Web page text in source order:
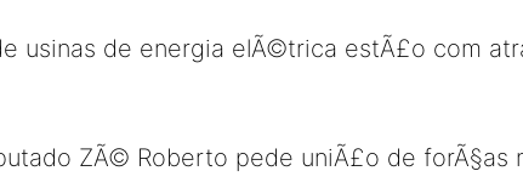
usinas de energia elÃ©trica estÃ£o com
ZÃ© Roberto pede uniÃ£o de forÃ§as